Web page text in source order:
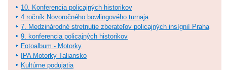
10. Konferencia policajných historikov
4.ročník Novoročného bowlingového turnaja
7. Medzinárodné stretnutie zberateľov policajných insígnií Praha
9. konferencia policajných historikov
Fotoalbum - Motorky
IPA Motorky Taliansko
Kultúrne podujatia